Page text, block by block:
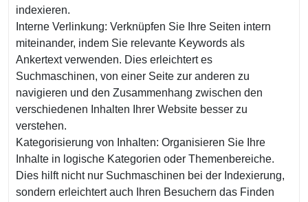
indexieren.
Interne Verlinkung: Verknüpfen Sie Ihre Seiten intern
miteinander, indem Sie relevante Keywords als
Ankertext verwenden. Dies erleichtert es
Suchmaschinen, von einer Seite zur anderen zu
navigieren und den Zusammenhang zwischen den
verschiedenen Inhalten Ihrer Website besser zu
verstehen.
Kategorisierung von Inhalten: Organisieren Sie Ihre
Inhalte in logische Kategorien oder Themenbereiche.
Dies hilft nicht nur Suchmaschinen bei der Indexierung,
sondern erleichtert auch Ihren Besuchern das Finden